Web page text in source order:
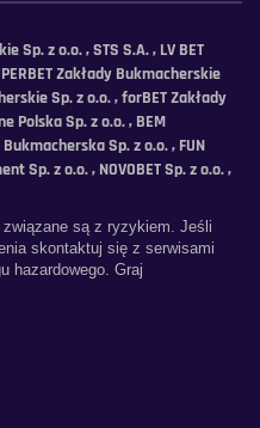
związane są z ryzykiem. Jeśli
skontaktuj się z serwisami
hazardowego. Graj
Sp. z o.o. , STS S.A. , LV BET
Zakłady Bukmacherskie
Sp. z o.o. , forBET Zakłady
Polska Sp. z o.o. , BEM
Sp. z o.o. , FUN
Sp. z o.o. , NOVOBET Sp. z o.o. ,